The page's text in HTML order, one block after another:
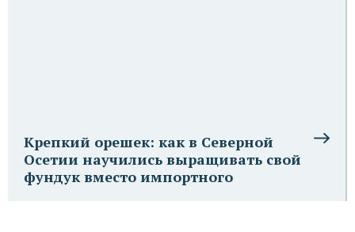
Крепкий орешек: как в Северной
Осетии научились выращивать свой
фундук вместо импортного